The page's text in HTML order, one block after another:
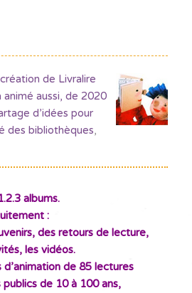
de Livralire
animé aussi, de 2020
d’idées pour
des bibliothèques,
albums.
:
des retours de lecture,
les vidéos.
d’animation de 85 lectures
de 10 à 100 ans,